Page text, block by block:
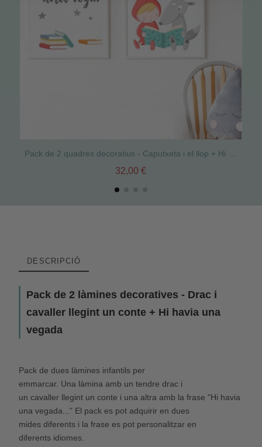
32,00 €
DESCRIPCIÓ
Pack de 2 làmines decoratives - Drac i
cavaller llegint un conte + Hi havia una
vegada
Pack de dues làmines infantils per
emmarcar. Una làmina amb un tendre drac i
un cavaller llegint un conte i una altra amb la frase "Hi havia
una vegada ..." El pack es pot adquirir en dues
mides diferents i la frase es pot personalitzar en
diferents idiomes.